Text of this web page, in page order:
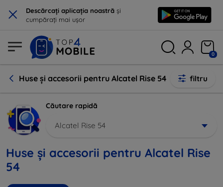
× Descărcați aplicația noastră și
cumpărați mai ușor
0
Huse și accesorii pentru Alcatel Rise 54 filtru
Căutare rapidă
Alcatel Rise 54
Huse și accesorii pentru Alcatel Rise
54